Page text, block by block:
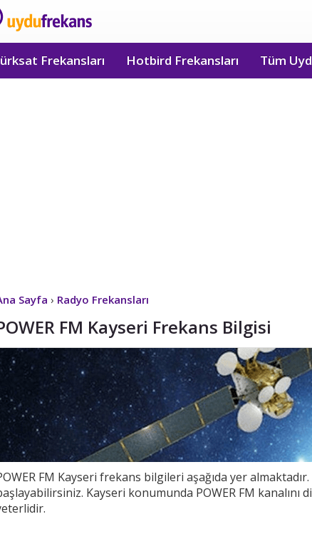
Frekansları Hotbird Frekansları Tüm
Sayfa › Radyo Frekansları
FM Kayseri Frekans Bilgisi
FM Kayseri frekans bilgileri aşağıda yer
Kayseri konumunda POWER FM